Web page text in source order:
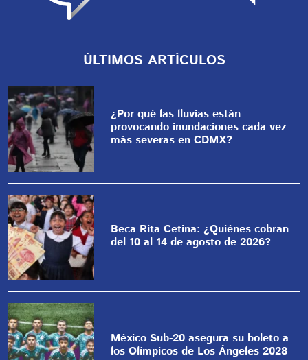
ÚLTIMOS ARTÍCULOS
¿Por qué las lluvias están
provocando inundaciones cada vez
más severas en CDMX?
Beca Rita Cetina: ¿Quiénes cobran
del 10 al 14 de agosto de 2026?
México Sub-20 asegura su boleto a
los Olímpicos de Los Ángeles 2028